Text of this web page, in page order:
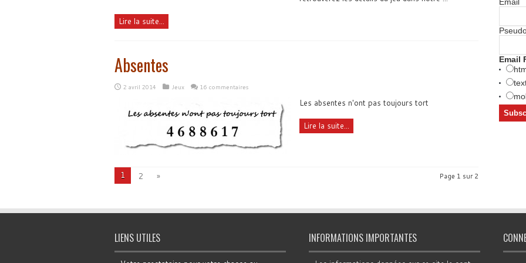
Lire la suite...
Absentes
2 avril 2014 Jeux 16 commentaires
Les absentes n'ont pas toujours tort
Lire la suite...
Page 1 sur 2
1 2 »
Email
LIENS UTILES INFORMATIONS IMPORTANTES